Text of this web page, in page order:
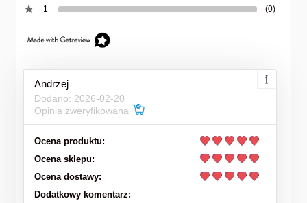
1
(0)
Andrzej
Dodano: 2026-02-20
Opinia zweryfikowana
Ocena produktu:
Ocena sklepu:
Ocena dostawy:
Dodatkowy komentarz: